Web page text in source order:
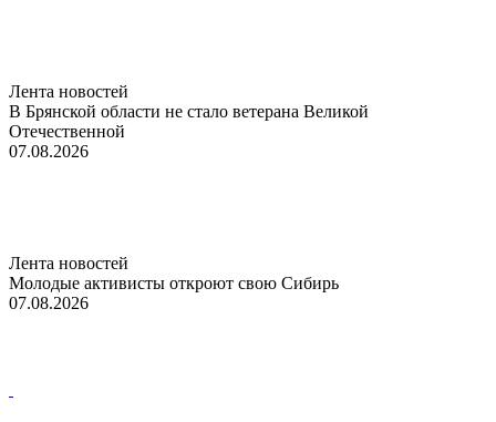
Лента новостей
В Брянской области не стало ветерана Великой
Отечественной
07.08.2026
Лента новостей
Молодые активисты откроют свою Сибирь
07.08.2026